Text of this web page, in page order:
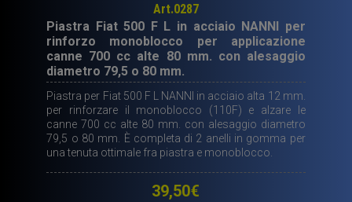
Art.0287
Piastra Fiat 500 F L in acciaio NANNI per
rinforzo monoblocco per applicazione
canne 700 cc alte 80 mm. con alesaggio
diametro 79,5 o 80 mm.
Piastra per Fiat 500 F L NANNI in acciaio alta 12 mm.
per rinforzare il monoblocco (110F) e alzare le
canne 700 cc alte 80 mm. con alesaggio diametro
79,5 o 80 mm. È completa di 2 anelli in gomma per
una tenuta ottimale fra piastra e monoblocco.
39,50€